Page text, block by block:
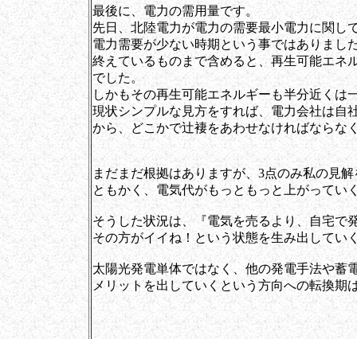
最後に、電力の需用量です。
先日、北陸電力が電力の需要最小電力に関し
電力需要が少ない時期という事ではありまし
終えているものまで含めると、再生可能エネ
でした。
しかもその再生可能エネルギーも半分近くは
現状シンプルな見方をすれば、電力会社は自
から、どこかで辻褄をあわせなければならな
まだまだ根拠はありますが、3点のみ私の見
ともかく、電気代がもっともっと上がってい
そうした状況は、『電気を売るより、自宅で
その方がイイね！という状態を生み出してい
太陽光発電単体ではなく、他の発電手法や蓄
メリットを出していくという方向への転換